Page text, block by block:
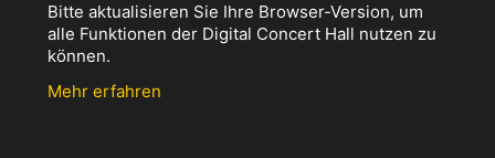
Bitte aktualisieren Sie Ihre Browser-Version, um
alle Funktionen der Digital Concert Hall nutzen zu
können.
Mehr erfahren